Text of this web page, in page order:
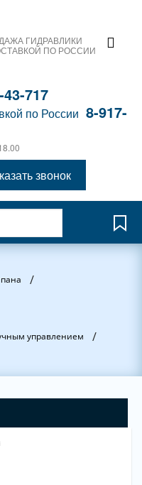
ГИДРАВЛИКИ
ПО РОССИИ
717
8-917-
звонок
/
управлением /